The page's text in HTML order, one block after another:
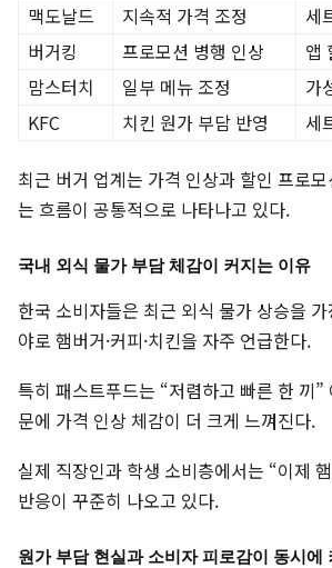
맥도날드
지속적 가격 조정
세
버거킹
프로모션 병행 인상
앱
맘스터치
일부 메뉴 조정
가
KFC
치킨 원가 부담 반영 세
최근 버거 업계는 가격 인상과 할인 프로
는 흐름이 공통적으로 나타나고 있다.
국내 외식 물가 부담 체감이 커지는 이유
한국 소비자들은 최근 외식 물가 상승을
야로 햄버거·커피·치킨을 자주 언급한다.
특히 패스트푸드는 “저렴하고 빠른 한 끼”
문에 가격 인상 체감이 더 크게 느껴진다.
실제 직장인과 학생 소비층에서는 “이제
반응이 꾸준히 나오고 있다.
원가 부담 현실과 소비자 피로감이 동시에